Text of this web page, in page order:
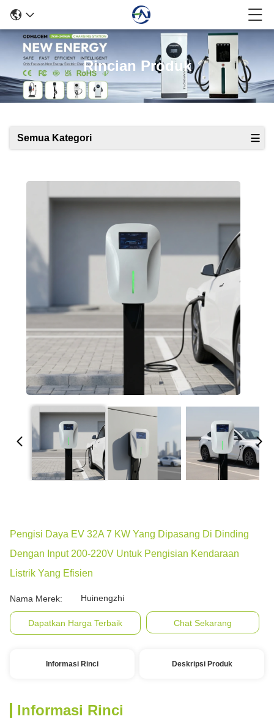
Rincian Produk
Semua Kategori
Pengisi Daya EV 32A 7 KW Yang Dipasang Di Dinding
Dengan Input 200-220V Untuk Pengisian Kendaraan
Listrik Yang Efisien
Nama Merek: Huinengzhi
Dapatkan Harga Terbaik Chat Sekarang
Informasi Rinci Deskripsi Produk
Informasi Rinci